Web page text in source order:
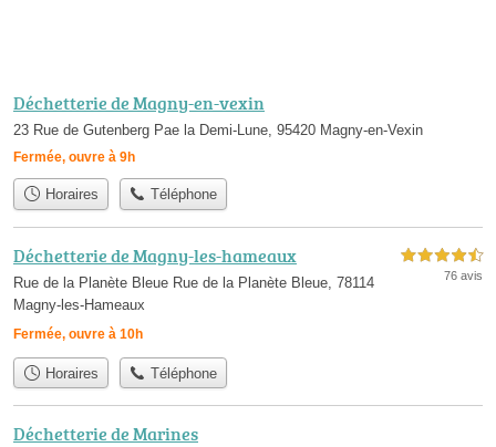
Déchetterie de Magny-en-vexin
23 Rue de Gutenberg Pae la Demi-Lune, 95420 Magny-en-Vexin
Fermée, ouvre à 9h
Horaires Téléphone
Déchetterie de Magny-les-hameaux
Rue de la Planète Bleue Rue de la Planète Bleue, 78114
Magny-les-Hameaux
Fermée, ouvre à 10h
4,5 étoiles sur 5
76 avis
Horaires Téléphone
Déchetterie de Marines